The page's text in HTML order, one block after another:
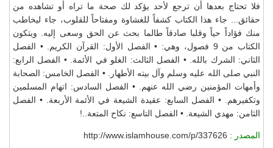
فلا تحتاج بعدها أن ترجع لأحد يؤكد لك صحة ما تراه أو تشاهده من
حقائق... جاء هذا الكتاب كشفاً للغشاوة ومفتاحاً للقلوب، جاء ليخاطب
منك فؤاداً حياً وقلبا صادقاً طالما بحث عن الحق وسعى إليه. ويتكون
الكتاب من 9 فصول، وهي: • الفصل الأول: القرآن الكريم. • الفصل
الثاني: الشرك بالله. • الفصل الثالث: الغلو في الأئمة. • الفصل الرابع:
النبي صلى الله عليه وسلم وآل بيته الأطهار. • الفصل الخامس: الصحابة
وأمهات المؤمنين رضي الله عنهم. • الفصل السادس: اتهام المسلمين
وتكفيرهم. • الفصل السابع: عقيدة الشيعة في الأئمة الأربعة. • الفصل
الثامن: مهدي الشيعة. • الفصل التاسع: نكاح المتعة..!
المصدر : http://www.islamhouse.com/p/337626